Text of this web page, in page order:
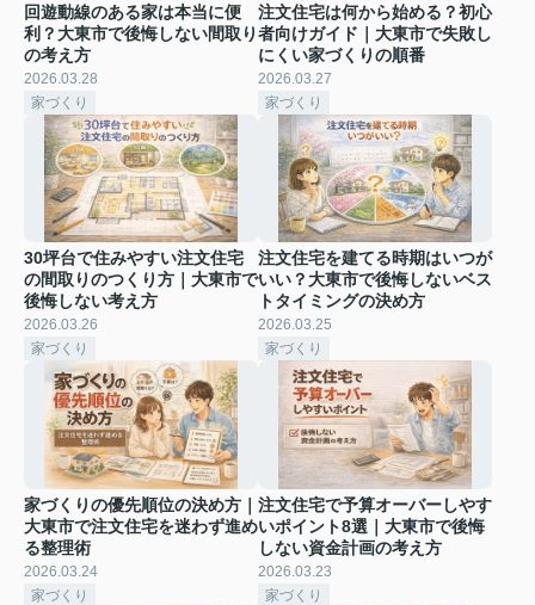
回遊動線のある家は本当に便
利？大東市で後悔しない間取り
の考え方
2026.03.28
家づくり
注文住宅は何から始める？初心
者向けガイド｜大東市で失敗し
にくい家づくりの順番
2026.03.27
家づくり
30坪台で住みやすい注文住宅
の間取りのつくり方｜大東市で
後悔しない考え方
2026.03.26
家づくり
注文住宅を建てる時期はいつが
いい？大東市で後悔しないベス
トタイミングの決め方
2026.03.25
家づくり
家づくりの優先順位の決め方｜
大東市で注文住宅を迷わず進め
る整理術
2026.03.24
家づくり
注文住宅で予算オーバーしやす
いポイント8選｜大東市で後悔
しない資金計画の考え方
2026.03.23
家づくり